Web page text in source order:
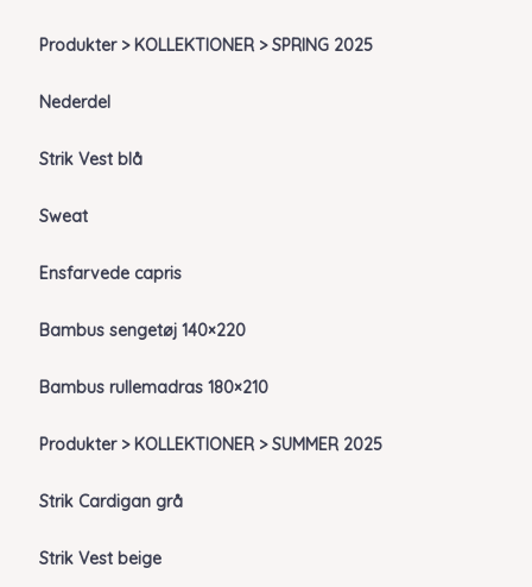
Produkter > KOLLEKTIONER > SPRING 2025
Nederdel
Strik Vest blå
Sweat
Ensfarvede capris
Bambus sengetøj 140×220
Bambus rullemadras 180×210
Produkter > KOLLEKTIONER > SUMMER 2025
Strik Cardigan grå
Strik Vest beige